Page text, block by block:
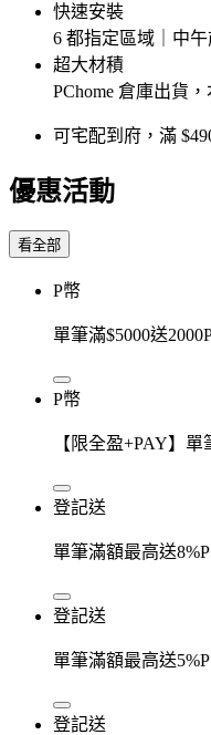
快速安裝
6 都指定區域｜中
超大材積
PChome 倉庫出貨
可宅配到府，滿
優惠活動
看全部
P幣
單筆滿$5000送
P幣
【限全盈+PAY】單
登記送
單筆滿額最高送
登記送
單筆滿額最高送
登記送